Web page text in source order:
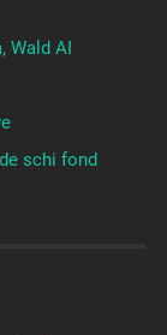
Wald AI
schi fond